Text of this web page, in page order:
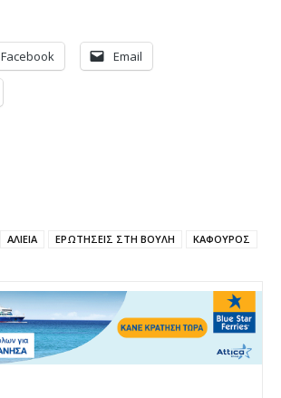
Facebook Email
ΑΛΙΕΙΑ ΕΡΩΤΗΣΕΙΣ ΣΤΗ ΒΟΥΛΗ
ΚΑΦΟΥΡΟΣ